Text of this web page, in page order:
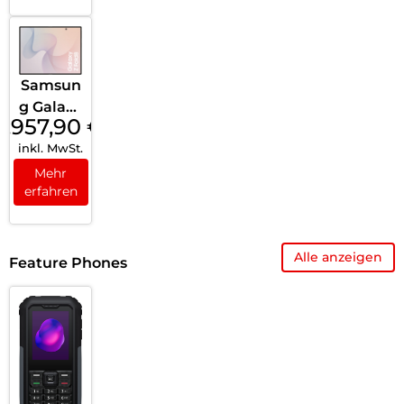
Samsun
g Galaxy
Z Fold8
256 GB
Cream
€
inkl. MwSt.
Mehr
erfahren
Feature Phones Alle anzeigen